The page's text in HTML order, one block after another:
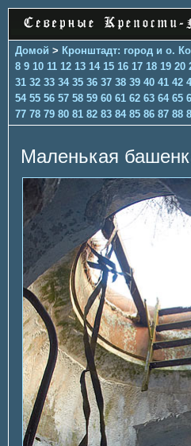
Домой > Кронштадт: город и о.
8 9 10 11 12 13 14 15 16 17 18 19 20
31 32 33 34 35 36 37 38 39 40 41 42
54 55 56 57 58 59 60 61 62 63 64 65
77 78 79 80 81 82 83 84 85 86 87 88
Маленькая